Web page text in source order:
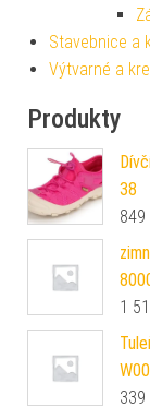
Stavebnice a
Výtvarné a
Produkty
38
849
1
339